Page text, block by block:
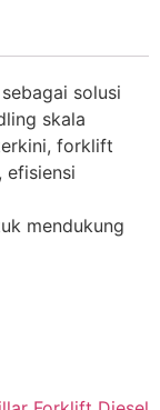
solusi
skala
forklift
efisiensi
mendukung